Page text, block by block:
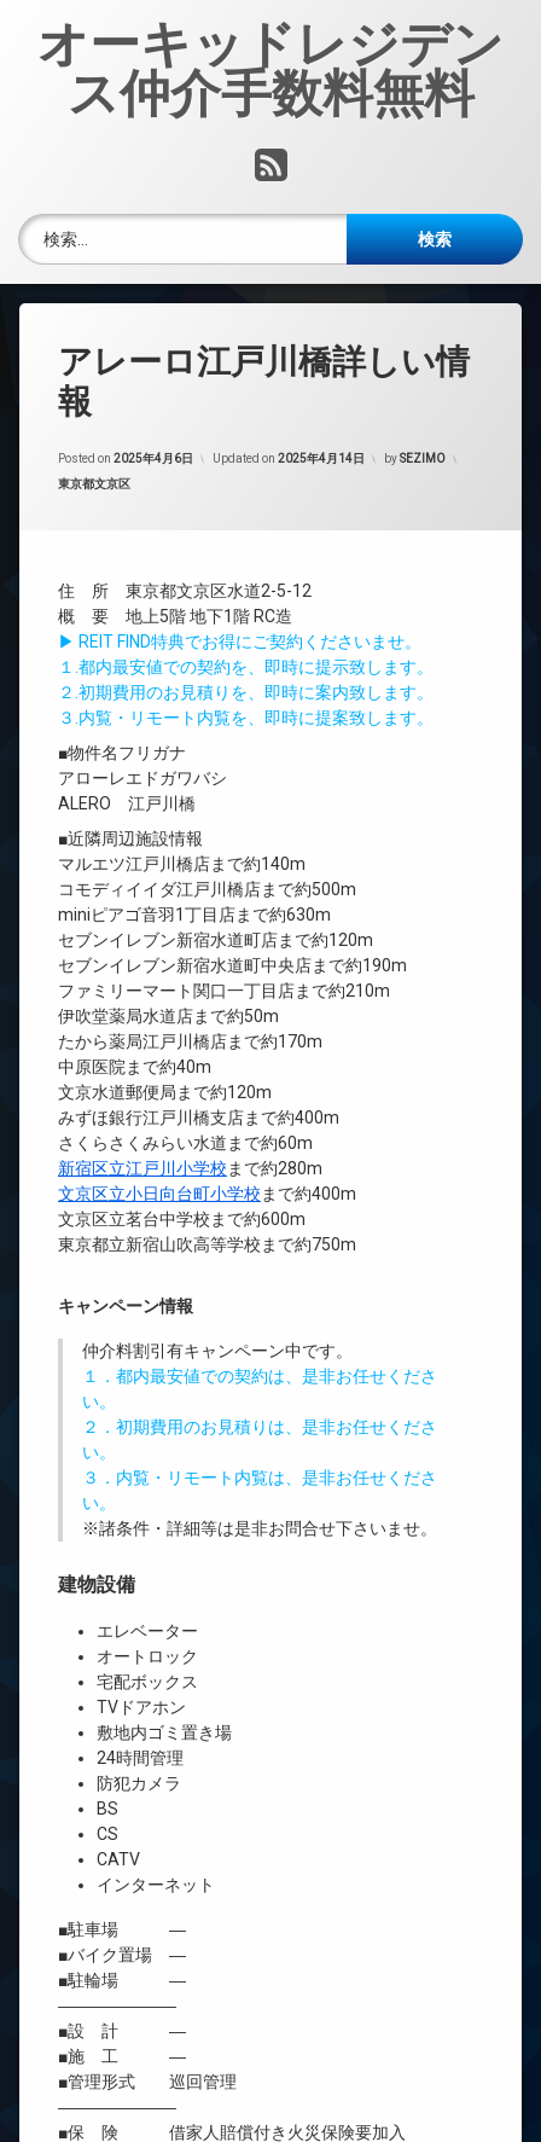
オーキッドレジデン
ス仲介手数料無料
RSS
検索:
アレーロ江戸川橋詳しい情
報
Posted on 2025年4月6日 Updated on 2025年4月14日 bySEZIMO
カテゴリー:
東京都文京区
住 所 東京都文京区水道2-5-12
概 要 地上5階 地下1階 RC造
▶ REIT FIND特典でお得にご契約くださいませ。
１.都内最安値での契約を、即時に提示致します。
２.初期費用のお見積りを、即時に案内致します。
３.内覧・リモート内覧を、即時に提案致します。
■物件名フリガナ
アローレエドガワバシ
ALERO 江戸川橋
■近隣周辺施設情報
マルエツ江戸川橋店まで約140m
コモディイイダ江戸川橋店まで約500m
miniピアゴ音羽1丁目店まで約630m
セブンイレブン新宿水道町店まで約120m
セブンイレブン新宿水道町中央店まで約190m
ファミリーマート関口一丁目店まで約210m
伊吹堂薬局水道店まで約50m
たから薬局江戸川橋店まで約170m
中原医院まで約40m
文京水道郵便局まで約120m
みずほ銀行江戸川橋支店まで約400m
さくらさくみらい水道まで約60m
新宿区立江戸川小学校 まで約280m
文京区立小日向台町小学校 まで約400m
文京区立茗台中学校まで約600m
東京都立新宿山吹高等学校まで約750m
キャンペーン情報
仲介料割引有キャンペーン中です。
１．都内最安値での契約は、是非お任せくださ
い。
２．初期費用のお見積りは、是非お任せくださ
い。
３．内覧・リモート内覧は、是非お任せくださ
い。
※諸条件・詳細等は是非お問合せ下さいませ。
建物設備
エレベーター
オートロック
宅配ボックス
TVドアホン
敷地内ゴミ置き場
24時間管理
防犯カメラ
BS
CS
CATV
インターネット
■駐車場 ―
■バイク置場 ―
■駐輪場 ―
―――――――
■設 計 ―
■施 工 ―
■管理形式 巡回管理
―――――――
■保 険 借家人賠償付き火災保険要加入